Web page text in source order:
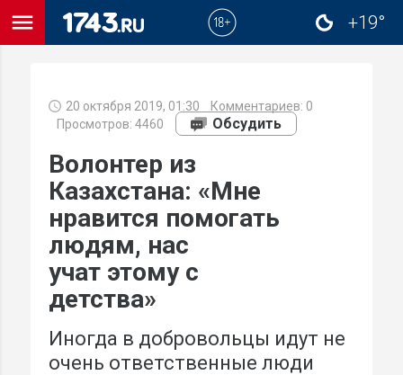
menu
+19°
20 октября 2019, 01:30 Комментариев: 0
Просмотров: 4460
Обсудить
Волонтер из
Казахстана: «Мне
нравится помогать
людям, нас
учат этому с
детства»
Иногда в добровольцы идут не
очень ответственные люди